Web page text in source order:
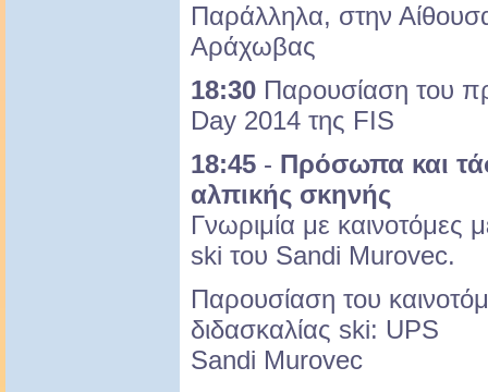
Παράλληλα, στην
Αράχωβας
18:30 Παρουσίαση του
Day 2014 της FIS
18:45 - Πρόσωπα και
αλπικής σκηνής
Γνωριμία με καινοτόμες
ski του Sandi Murovec.
Παρουσίαση του
διδασκαλίας ski: UPS
Sandi Murovec